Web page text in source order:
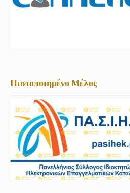
Πιστοποιημένο Μέλος